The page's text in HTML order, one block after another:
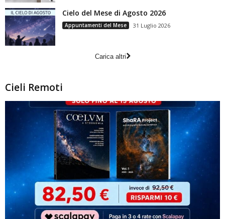
Cielo del Mese di Agosto 2026
Appuntamenti del Mese 31 Luglio 2026
Carica altri
Cieli Remoti